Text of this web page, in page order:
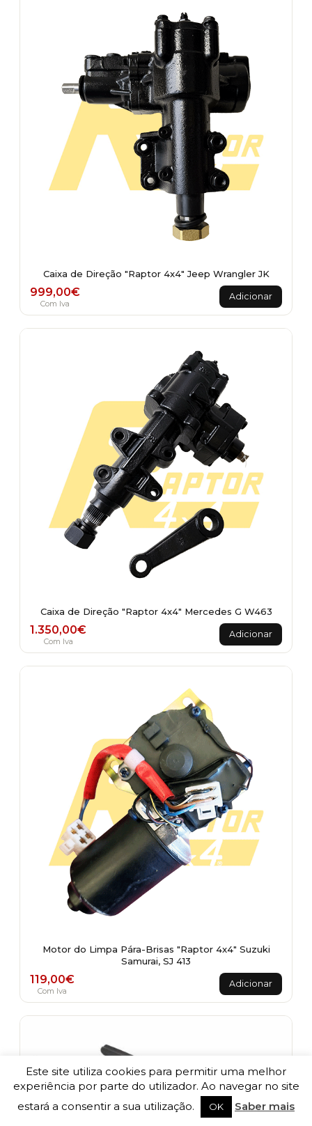
Caixa de Direção "Raptor 4x4" Jeep Wrangler JK
999,00€
Com Iva
Adicionar
Caixa de Direção "Raptor 4x4" Mercedes G W463
1.350,00€
Com Iva
Adicionar
Motor do Limpa Pára-Brisas "Raptor 4x4" Suzuki
Samurai, SJ 413
119,00€
Com Iva
Adicionar
Este site utiliza cookies para permitir uma melhor
experiência por parte do utilizador. Ao navegar no site
estará a consentir a sua utilização.
OK Saber mais